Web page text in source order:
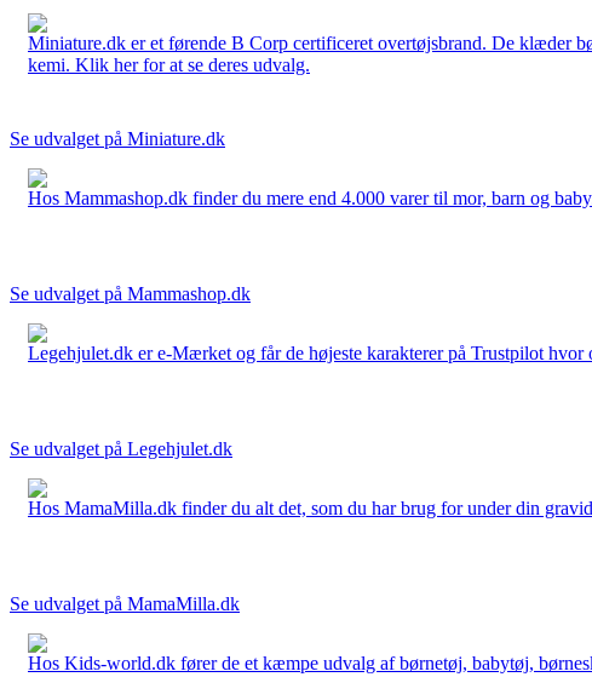
Miniature.dk er et førende B Corp certificeret overtøjsbrand. De klæder
kemi. Klik her for at se deres udvalg.
Se udvalget på Miniature.dk
Hos Mammashop.dk finder du mere end 4.000 varer til mor, barn og
Se udvalget på Mammashop.dk
Legehjulet.dk er e-Mærket og får de højeste karakterer på Trustpilot
Se udvalget på Legehjulet.dk
Hos MamaMilla.dk finder du alt det, som du har brug for under din
Se udvalget på MamaMilla.dk
Hos Kids-world.dk fører de et kæmpe udvalg af børnetøj, babytøj,